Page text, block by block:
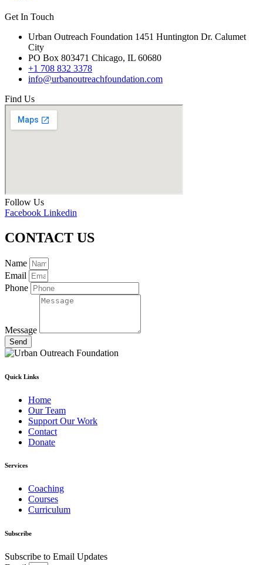
Get In Touch
Urban Outreach Foundation 1451 Huntington Dr. Calumet
City
PO Box 803471 Chicago, IL 60680
+1 708 832 3378
info@urbanoutreachfoundation.com
Find Us
Follow Us
Facebook Linkedin
CONTACT US
Name
Email
Phone
Message
Send
Quick Links
Home
Our Team
Support Our Work
Contact
Donate
Services
Coaching
Courses
Curriculum
Subscribe
Subscribe to Email Updates